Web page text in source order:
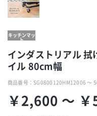
キッチンマッ
ト
インダストリアル 拭
イル 80cm幅
商品番号： SG0800120HM12006 ～
￥2,600 ～